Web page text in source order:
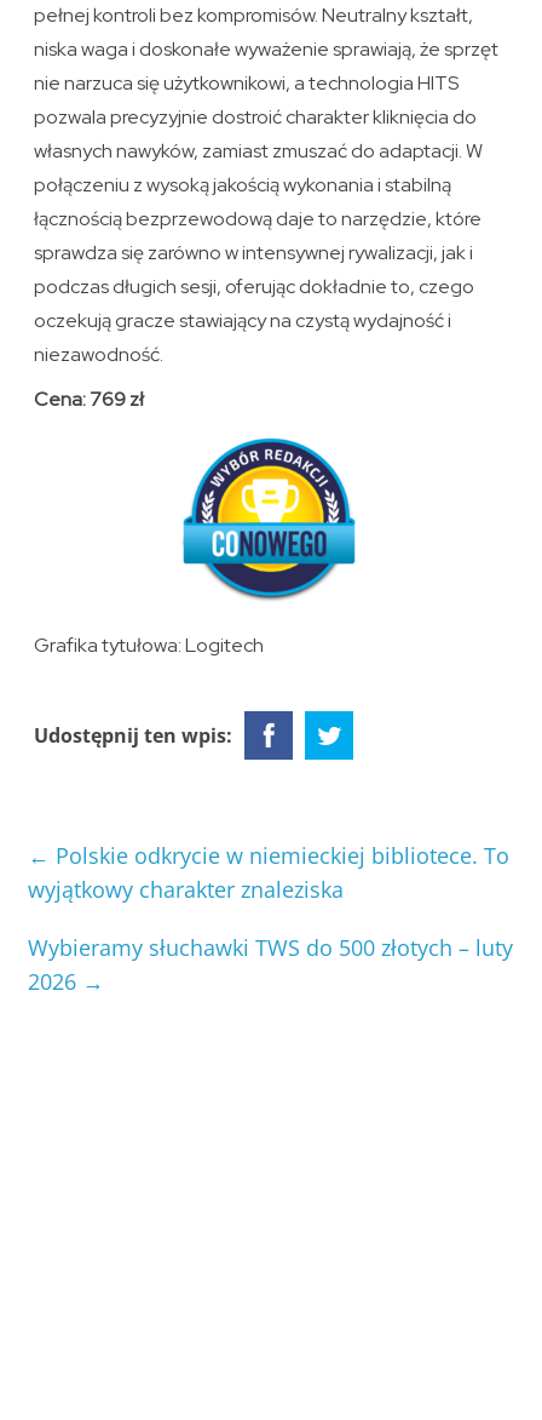
pełnej kontroli bez kompromisów. Neutralny kształt,
niska waga i doskonałe wyważenie sprawiają, że sprzęt
nie narzuca się użytkownikowi, a technologia HITS
pozwala precyzyjnie dostroić charakter kliknięcia do
własnych nawyków, zamiast zmuszać do adaptacji. W
połączeniu z wysoką jakością wykonania i stabilną
łącznością bezprzewodową daje to narzędzie, które
sprawdza się zarówno w intensywnej rywalizacji, jak i
podczas długich sesji, oferując dokładnie to, czego
oczekują gracze stawiający na czystą wydajność i
niezawodność.
Cena: 769 zł
Grafika tytułowa: Logitech
Udostępnij ten wpis:
← Polskie odkrycie w niemieckiej bibliotece. To
wyjątkowy charakter znaleziska
Wybieramy słuchawki TWS do 500 złotych – luty
2026 →